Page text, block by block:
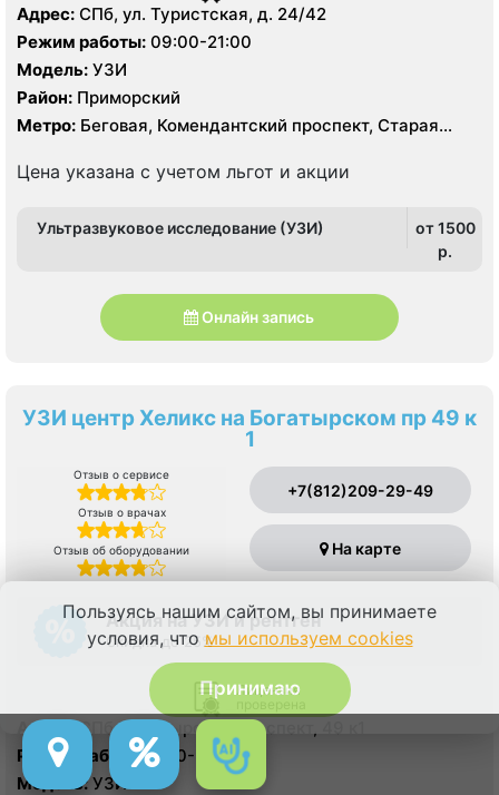
Адрес: СПб, ул. Туристcкая, д. 24/42
Режим работы: 09:00-21:00
Модель: УЗИ
Район: Приморский
Метро: Беговая, Комендантский проспект, Старая
Цена указана с учетом льгот и акции
Ультразвуковое исследование (УЗИ)
от 1500
p.
Онлайн запись
УЗИ центр Хеликс на Богатырском пр 49 к
1
Отзыв о сервисе
Отзыв о врачах
Отзыв об оборудовании
+7(812)209-29-49
На карте
Акция на УЗИ и рентген
Скидка до 25%
Лицензия
Адрес: СПб, Богатырский проспект, 49 к1
Режим работы:8:00-22:00
Модель:УЗИ
Пользуясь нашим сайтом, вы принимаете
условия, что мы используем cookies
Принимаю